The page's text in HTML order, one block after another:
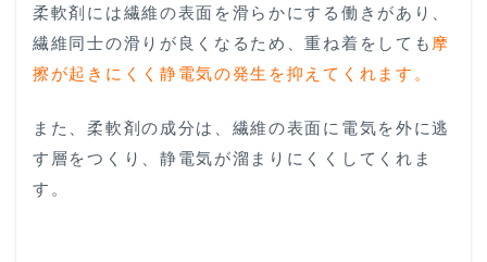
柔軟剤には繊維の表面を滑らかにする働きがあり、
繊維同士の滑りが良くなるため、重ね着をしても 摩
擦が起きにくく静電気の発生を抑えてくれます。
また、柔軟剤の成分は、繊維の表面に電気を外に逃
す層をつくり、静電気が溜まりにくくしてくれま
す。